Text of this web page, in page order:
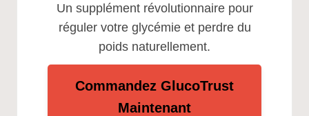
Un supplément révolutionnaire pour
réguler votre glycémie et perdre du
poids naturellement.
Commandez GlucoTrust
Maintenant